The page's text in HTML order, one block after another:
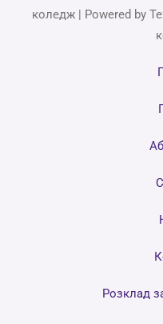
коледж | Powered by
Розклад